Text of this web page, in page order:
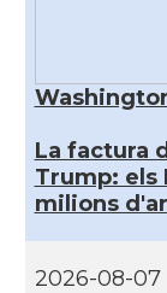
La factura
Trump: els
milions
2026-08-07